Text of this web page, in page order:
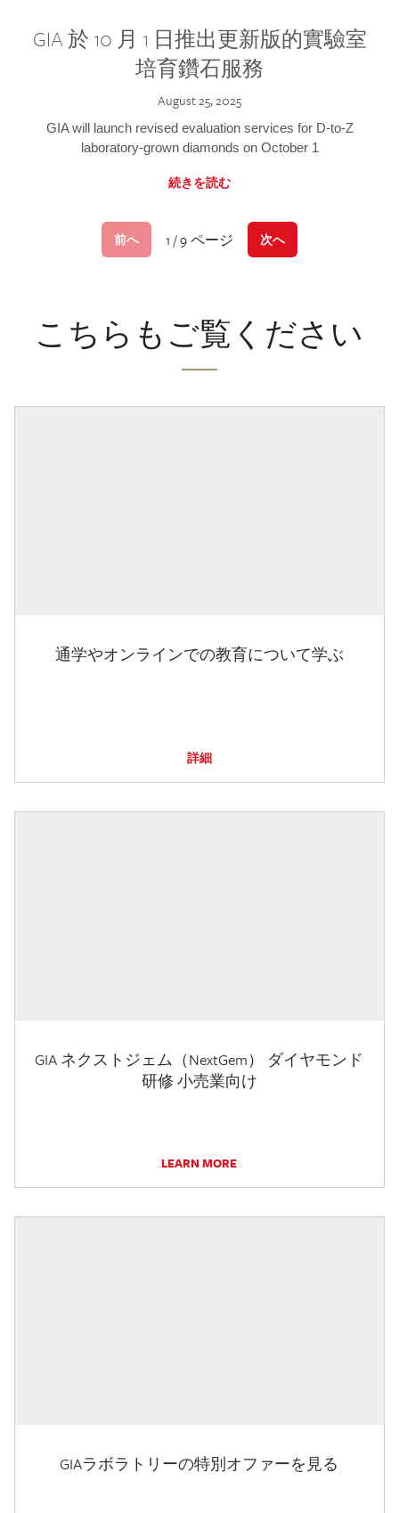
GIA 於 10 月 1 日推出更新版的實驗室
培育鑽石服務
August 25, 2025
GIA will launch revised evaluation services for D-to-Z
laboratory-grown diamonds on October 1
続きを読む
前へ 1 / 9 ページ 次へ
こちらもご覧ください
通学やオンラインでの教育について学ぶ
詳細
GIA ネクストジェム（NextGem） ダイヤモンド
研修 小売業向け
LEARN MORE
GIAラボラトリーの特別オファーを見る